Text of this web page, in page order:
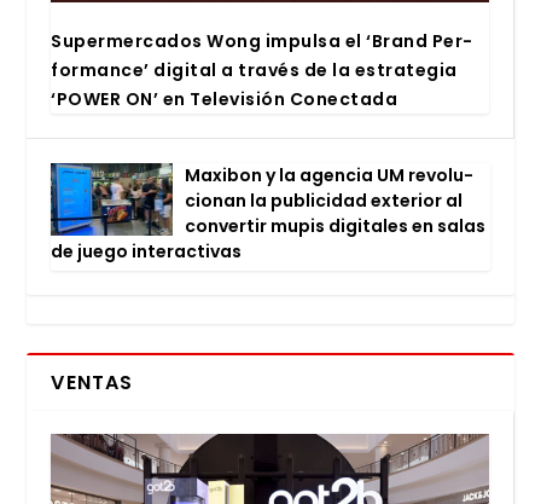
Super­mer­ca­dos Wong impul­sa el ‘Brand Per­
for­man­ce’ digi­tal a tra­vés de la estra­te­gia
‘POWER ON’ en Tele­vi­sión Conec­ta­da
Maxi­bon y la agen­cia UM revo­lu­
cio­nan la publi­ci­dad exte­rior al
con­ver­tir mupis digi­ta­les en salas
de jue­go inter­ac­ti­vas
VENTAS